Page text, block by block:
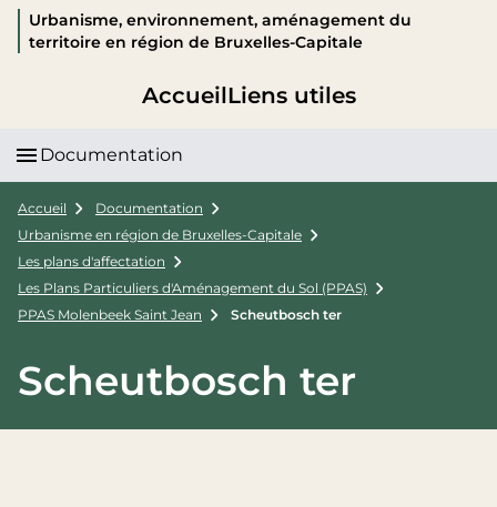
Urbanisme, environnement, aménagement du
territoire en région de Bruxelles-Capitale
AccueilLiens utiles
Documentation
Accueil
Documentation
Urbanisme en région de Bruxelles-Capitale
Les plans d'affectation
Les Plans Particuliers d'Aménagement du Sol (PPAS)
PPAS Molenbeek Saint Jean
Scheutbosch ter
Scheutbosch ter